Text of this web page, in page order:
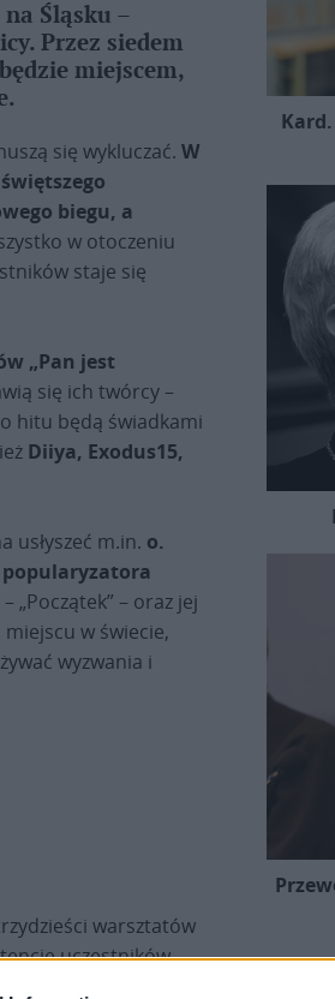
Śląsku –
Przez siedem
miejscem,
się wykluczać. W
biegu, a
w otoczeniu
staje się
„Pan jest
się ich twórcy –
hitu będą świadkami
Diiya, Exodus15,
usłyszeć m.in. o.
popularyzatora
„Początek” – oraz jej
w świecie,
wyzwania i
warsztatów
uczestników,